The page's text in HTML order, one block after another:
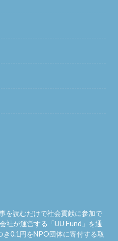
を読むだけで社会貢献に参加で
社が運営する「UU Fund 」を通
き0.1円をNPO団体に寄付する取